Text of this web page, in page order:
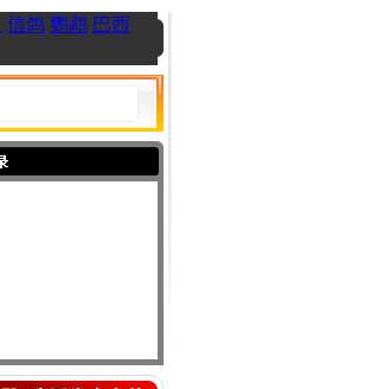
信鸽 鹦鹉 巴西